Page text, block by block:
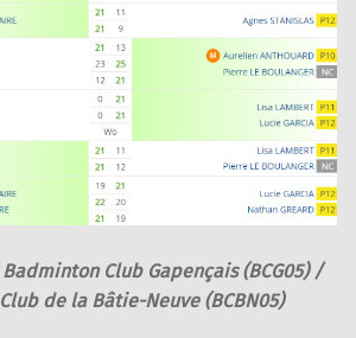
Badminton Club Gapençais (BCG05) /
de la Bâtie-Neuve (BCBN05)